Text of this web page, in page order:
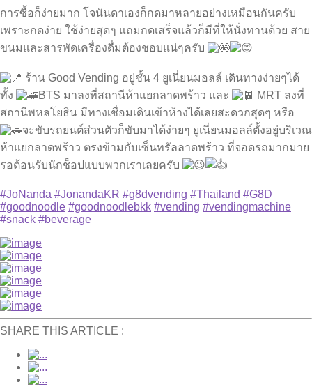
การซื้อก็ง่ายมาก โจนันดาเองก็กดมาหลายอย่างเหมือนกันครับ
เพราะกดง่าย ใช้ง่ายสุดๆ แถมกดเสร็จแล้วก็มีที่ให้นั่งทานด้วย สาย
ขนมและสารพัดเครื่องดื่มต้องชอบแน่ๆครับ
ร้าน Good Vending อยู่ชั้น 4 ยูเนี่ยนมอลล์ เดินทางง่ายๆได้
ทั้ง
BTS มาลงที่สถานีห้าแยกลาดพร้าว และ
MRT ลงที่
สถานีพหลโยธิน มีทางเชื่อมเดินเข้าห้างได้เลยสะดวกสุดๆ หรือ
จะขับรถยนต์ส่วนตัวก็ขับมาได้ง่ายๆ ยูเนี่ยนมอลล์ตั้งอยู่บริเวณ
ห้าแยกลาดพร้าว ตรงข้ามกับเซ็นทรัลลาดพร้าว ที่จอดรถมากมาย
รอต้อนรับนักช็อปแบบพวกเราเลยครับ
#JoNanda #JonandaKR #g8dvending #Thailand #G8D
#goodnoodle #goodnoodlebkk #vending #vendingmachine
#snack #beverage
SHARE THIS ARTICLE :